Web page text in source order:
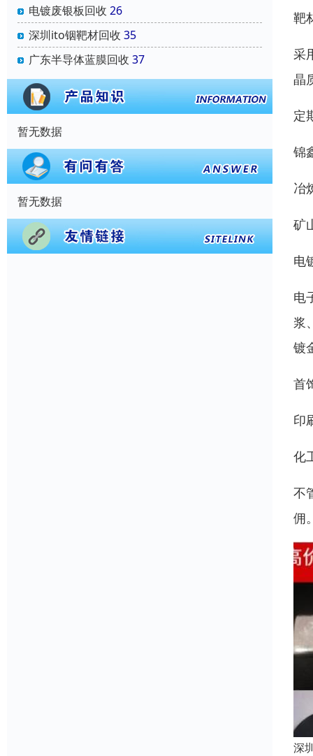
电镀废银板回收 26
深圳ito铟靶材回收 35
广东半导体蓝膜回收 37
暂无数据
暂无数据
靶
采
晶
定
锦
冶
矿
电
电
浆
镀
首
印
化
不
佣
深